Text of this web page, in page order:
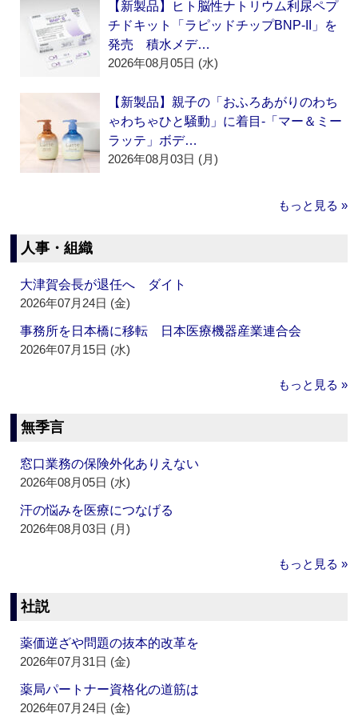
【新製品】ヒト脳性ナトリウム利尿ペプ
チドキット「ラピッドチップBNP-II」を
発売 積水メデ…
2026年08月05日 (水)
【新製品】親子の「おふろあがりのわち
ゃわちゃひと騒動」に着目‐「マー＆ミー
ラッテ」ボデ…
2026年08月03日 (月)
もっと見る »
人事・組織
大津賀会長が退任へ ダイト
2026年07月24日 (金)
事務所を日本橋に移転 日本医療機器産業連合会
2026年07月15日 (水)
もっと見る »
無季言
窓口業務の保険外化ありえない
2026年08月05日 (水)
汗の悩みを医療につなげる
2026年08月03日 (月)
もっと見る »
社説
薬価逆ざや問題の抜本的改革を
2026年07月31日 (金)
薬局パートナー資格化の道筋は
2026年07月24日 (金)